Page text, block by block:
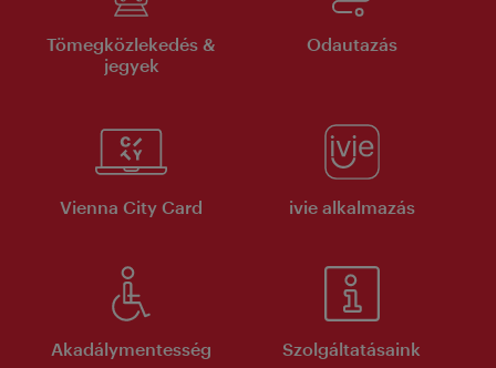
Tömegközlekedés &
jegyek
Odautazás
Vienna City Card ivie alkalmazás
Akadálymentesség Szolgáltatásaink